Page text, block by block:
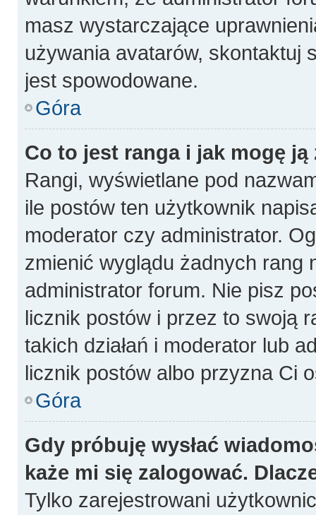
masz wystarczające
używania avatarów, skontaktuj
jest spowodowane.
Góra
Co to jest ranga i jak mogę ją
Rangi, wyświetlane pod
ile postów ten użytkownik
moderator czy administrator.
zmienić wyglądu żadnych rang
administrator forum. Nie pisz
licznik postów i przez to swoją
takich działań i moderator lub
licznik postów albo przyzna Ci
Góra
Gdy próbuję wysłać
każe mi się zalogować.
Tylko zarejestrowani